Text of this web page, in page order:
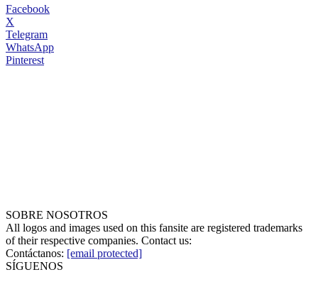
Facebook
X
Telegram
WhatsApp
Pinterest
SOBRE NOSOTROS
All logos and images used on this fansite are registered trademarks
of their respective companies. Contact us:
Contáctanos: [email protected]
SÍGUENOS